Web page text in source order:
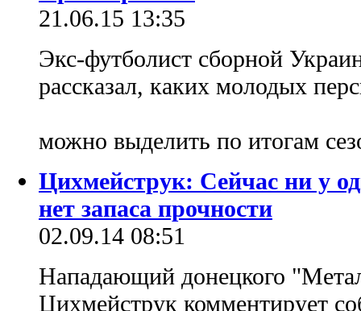
21.06.15 13:35
Экс-футболист сборной
рассказал, каких молодых
можно выделить по итогам
Цихмейструк: Сейчас ни у
нет запаса прочности
02.09.14 08:51
Нападающий донецкого
Цихмейструк комментирует